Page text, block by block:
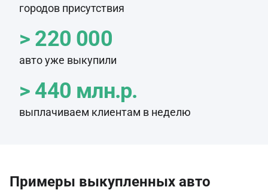
городов присутствия
> 220 000
авто уже выкупили
> 440 млн.р.
выплачиваем клиентам в неделю
Примеры выкупленных авто